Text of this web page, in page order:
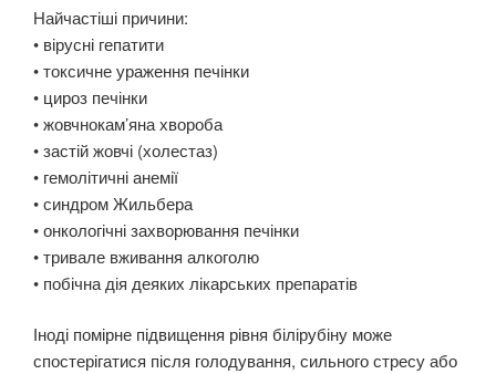
Найчастіші причини:
• вірусні гепатити
• токсичне ураження печінки
• цироз печінки
• жовчнокам’яна хвороба
• застій жовчі (холестаз)
• гемолітичні анемії
• синдром Жильбера
• онкологічні захворювання печінки
• тривале вживання алкоголю
• побічна дія деяких лікарських препаратів
Іноді помірне підвищення рівня білірубіну може
спостерігатися після голодування, сильного стресу або